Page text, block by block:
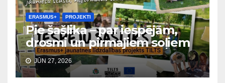
ERASMUS+ PROJEKTI
Pie šašlika – par iespējām,
drosmi un pirmajiem soļiem
JŪN 27, 2026